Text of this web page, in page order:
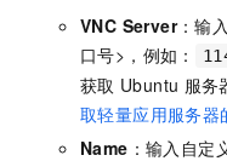
VNC Server：输
口号>，例如：
获取 Ubuntu 服务
取轻量应用服务器
Name ：输入自定